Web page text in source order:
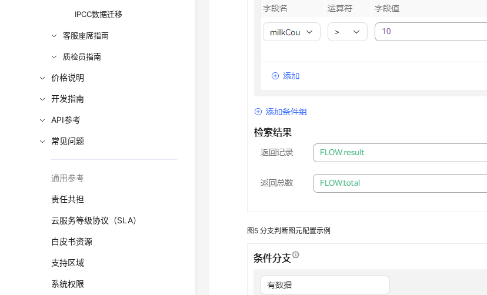
IPCC数据迁移
客服座席指南
质检员指南
价格说明
开发指南
API参考
常见问题
通用参考
责任共担
云服务等级协议（SLA）
白皮书资源
支持区域
系统权限
图5分支判断图元配置示例